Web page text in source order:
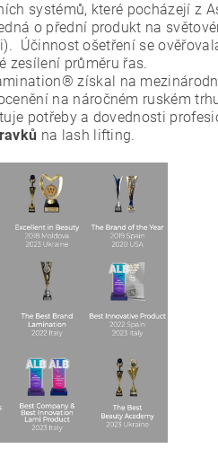
systémů, které pocházejí z
o přední produkt na
Účinnost ošetření se
zesílení průměru řas.
získal na
na náročném ruském
potřeby a dovednosti
na lash lifting.